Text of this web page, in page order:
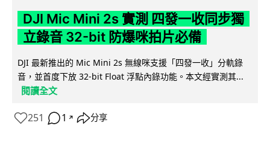
DJI Mic Mini 2s 實測 四發一收同步獨
立錄音 32-bit 防爆咪拍片必備
DJI 最新推出的 Mic Mini 2s 無線咪支援「四發一收」分軌錄
音，並首度下放 32-bit Float 浮點內錄功能。本文經實測其...
閱讀全文
251 1 ↗ 分享